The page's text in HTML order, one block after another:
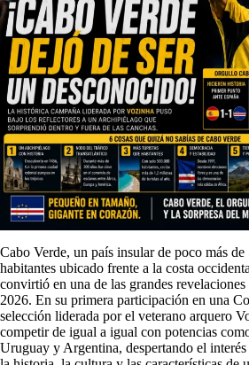
Cabo Verde, un país insular de poco más
habitantes ubicado frente a la costa
convirtió en una de las grandes
2026. En su primera participación en una
selección liderada por el veterano arquero
competir de igual a igual con potencias
Uruguay y Argentina, despertando el